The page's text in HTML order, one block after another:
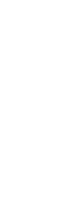
ditukar…